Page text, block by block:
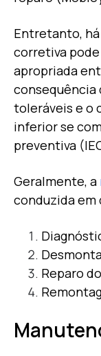
Entretanto,
corretiva
apropriada
consequência
toleráveis e o
inferior se
preventiva
Geralmente, a
conduzida em
Reparo